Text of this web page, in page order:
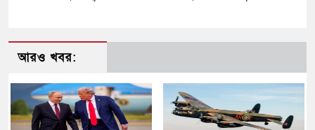
আরও খবর: